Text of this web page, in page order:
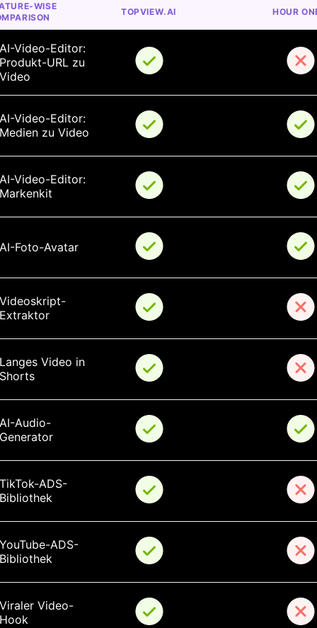
WISE
TOPVIEW.AI HOUR
AI-Video-Editor:
Produkt-URL zu
Video
AI-Video-Editor:
Medien zu Video
AI-Video-Editor:
Markenkit
AI-Foto-Avatar
Videoskript-
Extraktor
Langes Video in
Shorts
AI-Audio-
Generator
TikTok-ADS-
Bibliothek
YouTube-ADS-
Bibliothek
Viraler Video-
Hook